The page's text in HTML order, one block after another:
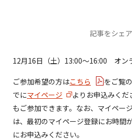
記事をシェア
12月16日（土）13:00～16:00 オン
ご参加希望の方はこちら
をご覧
でにマイページ
よりお申込みく
もご参加できます。なお、マイペー
は、最初のマイページ登録にお時間
にお申込みください。